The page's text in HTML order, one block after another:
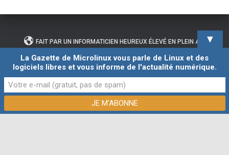
FAIT PAR UN INFORMATICIEN HEUREUX ÉLEVÉ EN PLEIN AIR
CONTACTER L’AUTEUR DE CE BLOG
Hestia | Développé par
▼
La Gazette de Microlinux vous parle de Linux et des
logiciels libres et vous informe de l'actualité numérique.